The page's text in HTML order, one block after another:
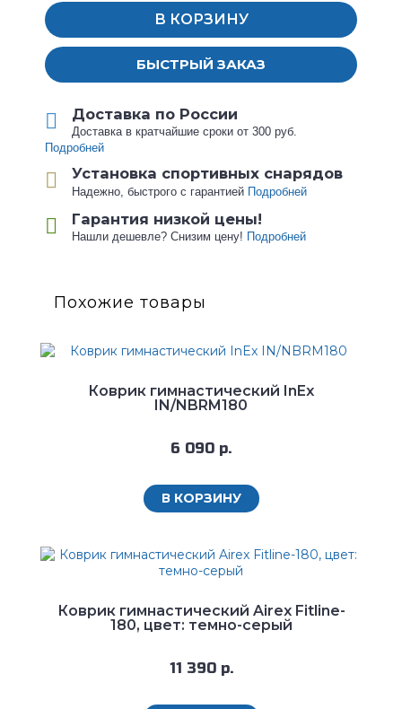
В КОРЗИНУ
БЫСТРЫЙ ЗАКАЗ
Доставка по России
Доставка в кратчайшие сроки от 300 руб.
Подробней
Установка спортивных снарядов
Надежно, быстрого с гарантией Подробней
Гарантия низкой цены!
Нашли дешевле? Снизим цену! Подробней
Похожие товары
Коврик гимнастический InEx
IN/NBRM180
6 090 р.
В КОРЗИНУ
Коврик гимнастический Airex Fitline-
180, цвет: темно-серый
11 390 р.